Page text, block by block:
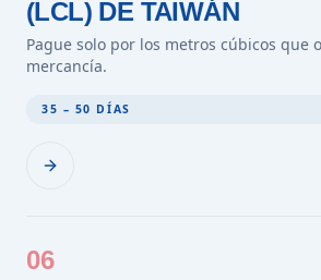
(LCL) DE TAIWÁN
Pague solo por los metros cúbicos que
mercancía.
35 – 50 DÍAS
06